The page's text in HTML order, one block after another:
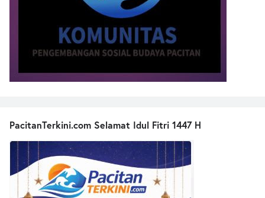
PacitanTerkini.com Selamat Idul Fitri 1447 H